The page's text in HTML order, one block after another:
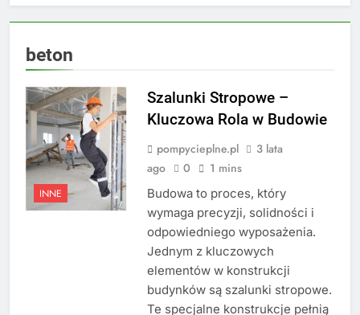
beton
INNE
Szalunki Stropowe –
Kluczowa Rola w Budowie
pompycieplne.pl
3 lata
ago
0 1 mins
Budowa to proces, który
wymaga precyzji, solidności i
odpowiedniego wyposażenia.
Jednym z kluczowych
elementów w konstrukcji
budynków są szalunki stropowe.
Te specjalne konstrukcje pełnią